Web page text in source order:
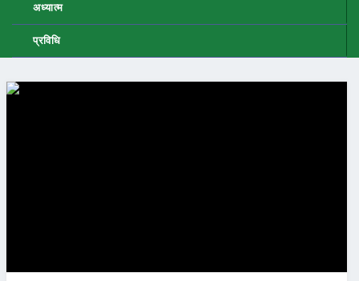
अध्यात्म
प्रविधि